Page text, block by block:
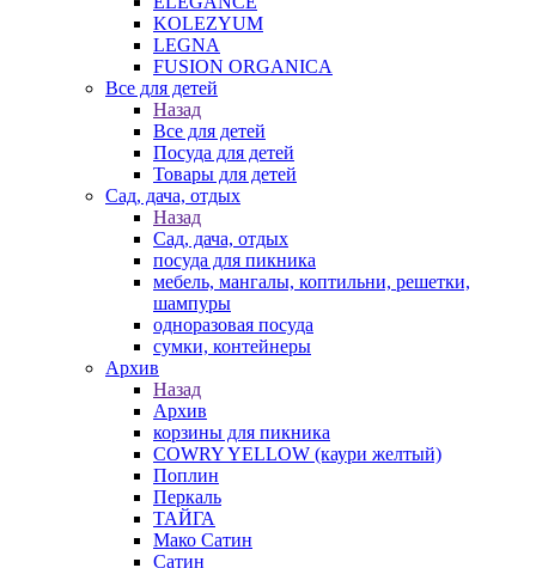
KOLEZYUM
LEGNA
FUSION ORGANICA
Все для детей
Назад
Все для детей
Посуда для детей
Товары для детей
Сад, дача, отдых
Назад
Сад, дача, отдых
посуда для пикника
мебель, мангалы, коптильни, решетки,
шампуры
одноразовая посуда
сумки, контейнеры
Архив
Назад
Архив
корзины для пикника
COWRY YELLOW (каури желтый)
Поплин
Перкаль
ТАЙГА
Мако Сатин
Сатин